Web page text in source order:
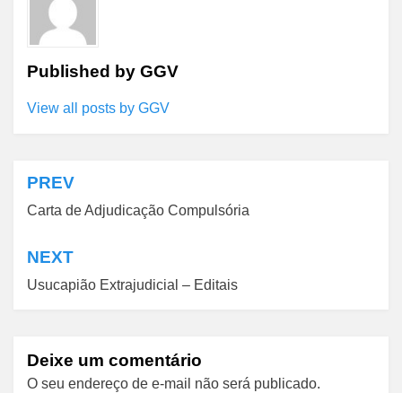
Published by GGV
View all posts by GGV
Navegação
de
Post
PREV
Carta de Adjudicação Compulsória
NEXT
Usucapião Extrajudicial – Editais
Deixe um comentário
O seu endereço de e-mail não será publicado.